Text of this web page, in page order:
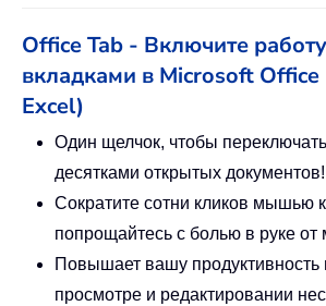
Office Tab - Включите
вкладками в Microsoft
Excel)
Один щелчок, чтобы
десятками открытых документов!
Сократите сотни кликов мышью
попрощайтесь с болью в руке
Повышает вашу продуктивность
просмотре и редактировании